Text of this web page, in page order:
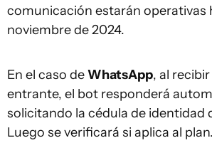
comunicación estarán operativas
noviembre de 2024.
En el caso deWhatsApp, al
entrante, el bot responderá
solicitando la cédula de identidad
Luego se verificará si aplica al